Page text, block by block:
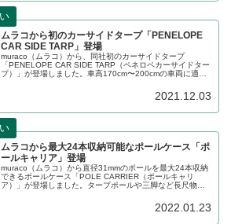
ムラコから初のカーサイドタープ「PENELOPE
CAR SIDE TARP」登場
muraco（ムラコ）から、同社初のカーサイドタープ
「PENELOPE CAR SIDE TARP（ペネロペカーサイドター
プ）」が登場しました。車高170cm〜200cmの車両に適し
2021.12.03
ムラコから最大24本収納可能なポールケース「ポ
ールキャリア」登場
muraco（ムラコ）から直径31mmのポールを最大24本収納
できるポールケース「POLE CARRIER（ポールキャリ
ア）」が登場しました。タープポールや三脚など長尺物の
2022.01.23